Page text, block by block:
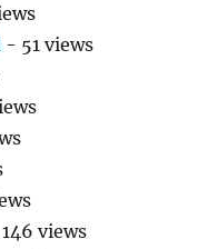
- 51 views
views